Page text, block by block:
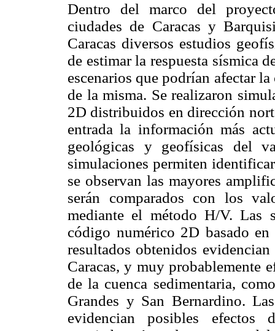
Dentro del marco del
ciudades de Caracas y
Caracas diversos estudios
de estimar la respuesta sísmica
escenarios que podrían afectar
de la misma. Se realizaron
2D distribuidos en dirección
entrada la información más
geológicas y geofísicas del
simulaciones permiten
se observan las mayores
serán comparados con los
mediante el método H/V. Las
código numérico 2D basado
resultados obtenidos
Caracas, y muy probablemente
de la cuenca sedimentaria,
Grandes y San Bernardino.
evidencian posibles efectos